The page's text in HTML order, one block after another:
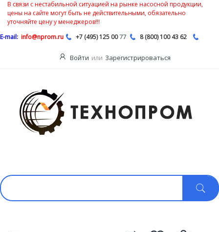
В связи с нестабильной ситуацией на рынке насосной продукции,
цены на сайте могут быть не действительными, обязательно
уточняйте цену у менеджеров!!!
E-mail: info@nprom.ru +7 (495) 125 0077 8 (800) 100 43 62
Войти или Зарегистрироваться